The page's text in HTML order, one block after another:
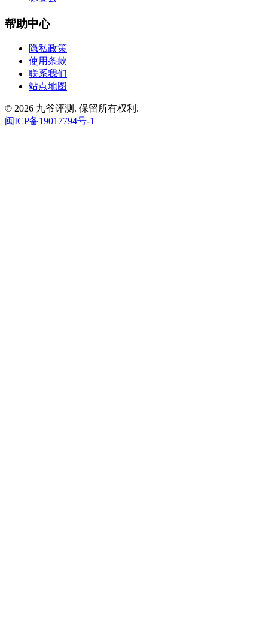
帮助中心
隐私政策
使用条款
联系我们
站点地图
© 2026 九爷评测. 保留所有权利.
闽ICP备19017794号-1